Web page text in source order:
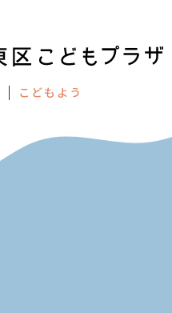
こどもよう